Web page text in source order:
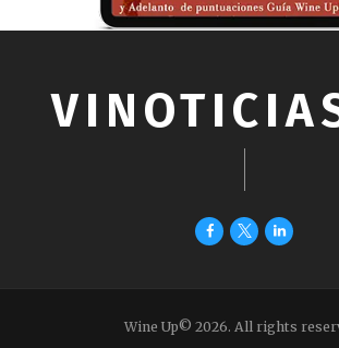
Wine Up© 2026. All rights